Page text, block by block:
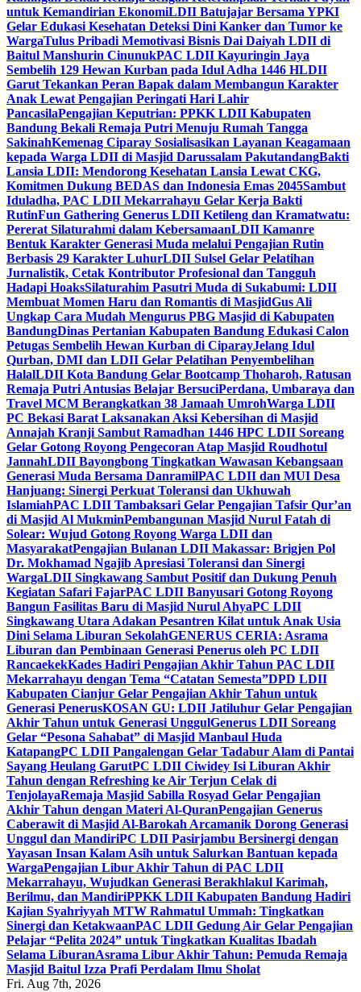
untuk Kemandirian EkonomiLDII Batujajar Bersama YPKI
Gelar Edukasi Kesehatan Deteksi Dini Kanker dan Tumor ke
WargaTulus Pribadi Memotivasi Bisnis Dai Daiyah LDII di
Baitul Manshurin CinunukPAC LDII Kayuringin Jaya
Sembelih 129 Hewan Kurban pada Idul Adha 1446 HLDII
Garut Tekankan Peran Bapak dalam Membangun Karakter
Anak Lewat Pengajian Peringati Hari Lahir
PancasilaPengajian Keputrian: PPKK LDII Kabupaten
Bandung Bekali Remaja Putri Menuju Rumah Tangga
SakinahKemenag Ciparay Sosialisasikan Layanan Keagamaan
kepada Warga LDII di Masjid Darussalam PakutandangBakti
Lansia LDII: Mendorong Kesehatan Lansia Lewat CKG,
Komitmen Dukung BEDAS dan Indonesia Emas 2045Sambut
Iduladha, PAC LDII Mekarrahayu Gelar Kerja Bakti
RutinFun Gathering Generus LDII Ketileng dan Kramatwatu:
Pererat Silaturahmi dalam KebersamaanLDII Kamanre
Bentuk Karakter Generasi Muda melalui Pengajian Rutin
Berbasis 29 Karakter LuhurLDII Sulsel Gelar Pelatihan
Jurnalistik, Cetak Kontributor Profesional dan Tangguh
Hadapi HoaksSilaturahim Pasutri Muda di Sukabumi: LDII
Membuat Momen Haru dan Romantis di MasjidGus Ali
Ungkap Cara Mudah Mengurus PBG Masjid di Kabupaten
BandungDinas Pertanian Kabupaten Bandung Edukasi Calon
Petugas Sembelih Hewan Kurban di CiparayJelang Idul
Qurban, DMI dan LDII Gelar Pelatihan Penyembelihan
HalalLDII Kota Bandung Gelar Bootcamp Thoharoh, Ratusan
Remaja Putri Antusias Belajar BersuciPerdana, Umbaraya dan
Travel MCM Berangkatkan 38 Jamaah UmrohWarga LDII
PC Bekasi Barat Laksanakan Aksi Kebersihan di Masjid
Annajah Kranji Sambut Ramadhan 1446 HPC LDII Soreang
Gelar Gotong Royong Pengecoran Atap Masjid Roudhotul
JannahLDII Bayongbong Tingkatkan Wawasan Kebangsaan
Generasi Muda Bersama DanramilPAC LDII dan MUI Desa
Hanjuang: Sinergi Perkuat Toleransi dan Ukhuwah
IslamiahPAC LDII Tambaksari Gelar Pengajian Tafsir Qur’an
di Masjid Al MukminPembangunan Masjid Nurul Fatah di
Solear: Wujud Gotong Royong Warga LDII dan
MasyarakatPengajian Bulanan LDII Makassar: Brigjen Pol
Dr. Mokhamad Ngajib Apresiasi Toleransi dan Sinergi
WargaLDII Singkawang Sambut Positif dan Dukung Penuh
Kegiatan Safari FajarPAC LDII Banyusari Gotong Royong
Bangun Fasilitas Baru di Masjid Nurul AhyaPC LDII
Singkawang Utara Adakan Pesantren Kilat untuk Anak Usia
Dini Selama Liburan SekolahGENERUS CERIA: Asrama
Liburan dan Pembinaan Generasi Penerus oleh PC LDII
RancaekekKades Hadiri Pengajian Akhir Tahun PAC LDII
Mekarrahayu dengan Tema “Catatan Semesta”DPD LDII
Kabupaten Cianjur Gelar Pengajian Akhir Tahun untuk
Generasi PenerusKOSAN GU: LDII Jatiluhur Gelar Pengajian
Akhir Tahun untuk Generasi UnggulGenerus LDII Soreang
Gelar “Pesona Sahabat” di Masjid Manbaul Huda
KatapangPC LDII Pangalengan Gelar Tadabur Alam di Pantai
Sayang Heulang GarutPC LDII Ciwidey Isi Liburan Akhir
Tahun dengan Refreshing ke Air Terjun Celak di
TenjolayaRemaja Masjid Sabilla Rosyad Gelar Pengajian
Akhir Tahun dengan Materi Al-QuranPengajian Generus
Caberawit di Masjid Al-Barokah Arcamanik Dorong Generasi
Unggul dan MandiriPC LDII Pasirjambu Bersinergi dengan
Yayasan Insan Kalam Asih untuk Salurkan Bantuan kepada
WargaPengajian Libur Akhir Tahun di PAC LDII
Mekarrahayu, Wujudkan Generasi Berakhlakul Karimah,
Berilmu, dan MandiriPPKK LDII Kabupaten Bandung Hadiri
Kajian Syahriyyah MTW Rahmatul Ummah: Tingkatkan
Sinergi dan KetakwaanPAC LDII Gedung Air Gelar Pengajian
Pelajar “Pelita 2024” untuk Tingkatkan Kualitas Ibadah
Selama LiburanAsrama Libur Akhir Tahun: Pemuda Remaja
Masjid Baitul Izza Prafi Perdalam Ilmu Sholat
Fri. Aug 7th, 2026